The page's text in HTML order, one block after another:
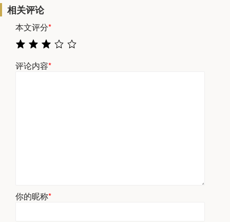
相关评论
本文评分*
评论内容*
你的昵称*